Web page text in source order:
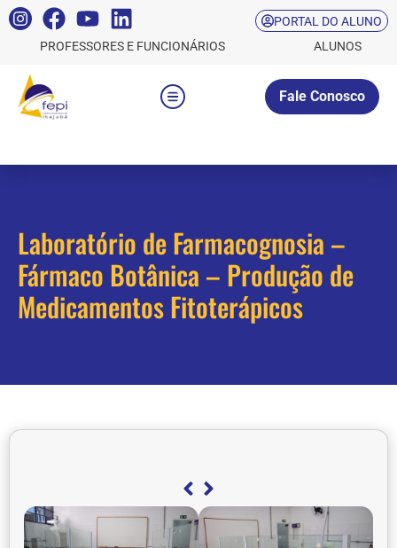
PORTAL DO ALUNO
PROFESSORES E FUNCIONÁRIOS
ALUNOS
Fale Conosco
Laboratório de Farmacognosia –
Fármaco Botânica – Produção de
Medicamentos Fitoterápicos